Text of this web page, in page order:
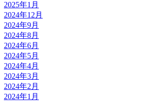
2025年1月
2024年12月
2024年9月
2024年8月
2024年6月
2024年5月
2024年4月
2024年3月
2024年2月
2024年1月